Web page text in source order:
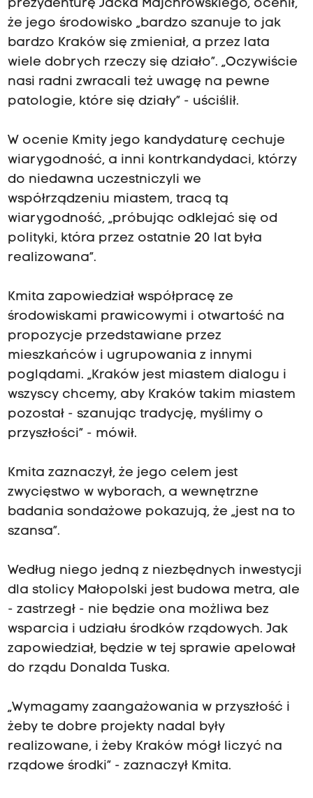
prezydenturę Jacka Majchrowskiego, ocenił,
że jego środowisko „bardzo szanuje to jak
bardzo Kraków się zmieniał, a przez lata
wiele dobrych rzeczy się działo”. „Oczywiście
nasi radni zwracali też uwagę na pewne
patologie, które się działy” - uściślił.
W ocenie Kmity jego kandydaturę cechuje
wiarygodność, a inni kontrkandydaci, którzy
do niedawna uczestniczyli we
współrządzeniu miastem, tracą tą
wiarygodność, „próbując odklejać się od
polityki, która przez ostatnie 20 lat była
realizowana”.
Kmita zapowiedział współpracę ze
środowiskami prawicowymi i otwartość na
propozycje przedstawiane przez
mieszkańców i ugrupowania z innymi
poglądami. „Kraków jest miastem dialogu i
wszyscy chcemy, aby Kraków takim miastem
pozostał - szanując tradycję, myślimy o
przyszłości” - mówił.
Kmita zaznaczył, że jego celem jest
zwycięstwo w wyborach, a wewnętrzne
badania sondażowe pokazują, że „jest na to
szansa”.
Według niego jedną z niezbędnych inwestycji
dla stolicy Małopolski jest budowa metra, ale
- zastrzegł - nie będzie ona możliwa bez
wsparcia i udziału środków rządowych. Jak
zapowiedział, będzie w tej sprawie apelował
do rządu Donalda Tuska.
„Wymagamy zaangażowania w przyszłość i
żeby te dobre projekty nadal były
realizowane, i żeby Kraków mógł liczyć na
rządowe środki” - zaznaczył Kmita.